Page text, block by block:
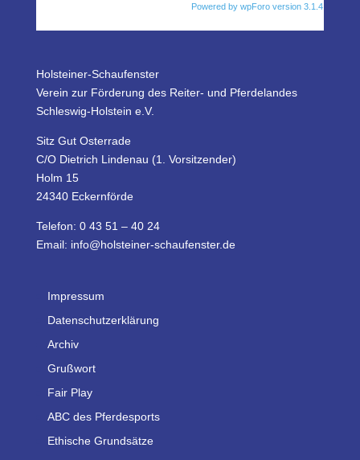
Powered by wpForo version 3.1.4
Holsteiner-Schaufenster
Verein zur Förderung des Reiter- und Pferdelandes
Schleswig-Holstein e.V.
Sitz Gut Osterrade
C/O Dietrich Lindenau (1. Vorsitzender)
Holm 15
24340 Eckernförde
Telefon: 0 43 51 – 40 24
Email: info@holsteiner-schaufenster.de
Impressum
Datenschutzerklärung
Archiv
Grußwort
Fair Play
ABC des Pferdesports
Ethische Grundsätze